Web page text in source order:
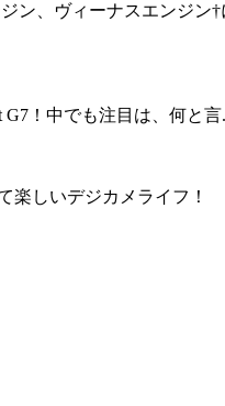
ン、ヴィーナスエンジン†
！中でも注目は、何と言
しいデジカメライフ！